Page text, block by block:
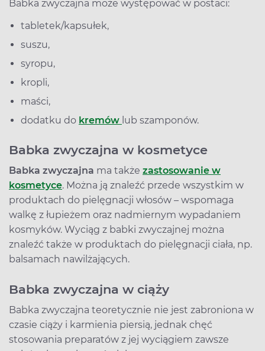
Babka zwyczajna może występować w postaci:
tabletek/kapsułek,
suszu,
syropu,
kropli,
maści,
dodatku do kremów lub szamponów.
Babka zwyczajna w kosmetyce
Babka zwyczajna ma także zastosowanie w
kosmetyce. Można ją znaleźć przede wszystkim w
produktach do pielęgnacji włosów – wspomaga
walkę z łupieżem oraz nadmiernym wypadaniem
kosmyków. Wyciąg z babki zwyczajnej można
znaleźć także w produktach do pielęgnacji ciała, np.
balsamach nawilżających.
Babka zwyczajna w ciąży
Babka zwyczajna teoretycznie nie jest zabroniona w
czasie ciąży i karmienia piersią, jednak chęć
stosowania preparatów z jej wyciągiem zawsze